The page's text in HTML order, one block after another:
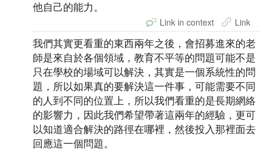
他自己的能力。
Link in context Link
我們其實更看重的東西兩年之後，會招募進來的老
師是來自於各個領域，教育不平等的問題可能不是
只在學校的場域可以解決，其實是一個系統性的問
題，所以如果真的要解決這一件事，可能需要不同
的人到不同的位置上，所以我們看重的是長期網絡
的影響力，因此我們希望帶著這兩年的經驗，更可
以知道適合解決的路徑在哪裡，然後投入那裡面去
回應這一個問題。